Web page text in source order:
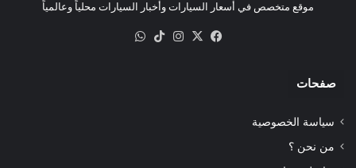
موقع متخصص في أسعار السيارات وأخبار السيارات محلياً وعالمياً
فيسبوك
‫X انستقرام‫TikTok
صفحات
سياسة الخصوصية
من نحن ؟